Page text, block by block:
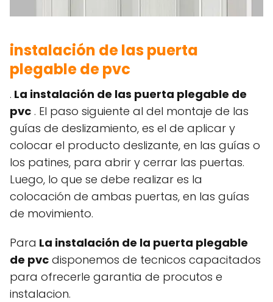
instalación de las puerta
plegable de pvc
. La instalación de las puerta plegable de
pvc . El paso siguiente al del montaje de las
guías de deslizamiento, es el de aplicar y
colocar el producto deslizante, en las guías o
los patines, para abrir y cerrar las puertas.
Luego, lo que se debe realizar es la
colocación de ambas puertas, en las guías
de movimiento.
Para La instalación de la puerta plegable
de pvc disponemos de tecnicos capacitados
para ofrecerle garantia de procutos e
instalacion.